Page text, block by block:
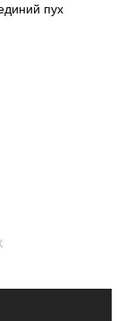
пух